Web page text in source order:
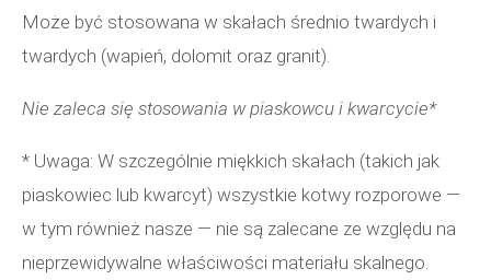
Może być stosowana w skałach średnio twardych i
twardych (wapień, dolomit oraz granit).
Nie zaleca się stosowania w piaskowcu i kwarcycie*
* Uwaga: W szczególnie miękkich skałach (takich jak
piaskowiec lub kwarcyt) wszystkie kotwy rozporowe —
w tym również nasze — nie są zalecane ze względu na
nieprzewidywalne właściwości materiału skalnego.